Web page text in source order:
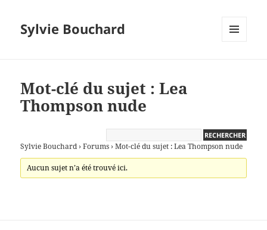
Sylvie Bouchard
Mot-clé du sujet : Lea
Thompson nude
Sylvie Bouchard › Forums › Mot-clé du sujet : Lea Thompson nude
Aucun sujet n’a été trouvé ici.